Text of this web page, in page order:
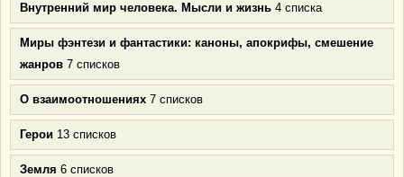
Внутренний мир человека. Мысли и жизнь 4 списка
Миры фэнтези и фантастики: каноны, апокрифы, смешение
жанров 7 списков
О взаимоотношениях 7 списков
Герои 13 списков
Земля 6 списков